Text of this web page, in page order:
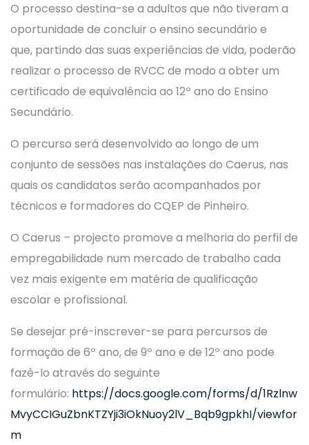
O processo destina-se a adultos que não tiveram a
oportunidade de concluir o ensino secundário e
que, partindo das suas experiências de vida, poderão
realizar o processo de RVCC de modo a obter um
certificado de equivalência ao 12º ano do Ensino
Secundário.
O percurso será desenvolvido ao longo de um
conjunto de sessões nas instalações do Caerus, nas
quais os candidatos serão acompanhados por
técnicos e formadores do CQEP de Pinheiro.
O Caerus – projecto promove a melhoria do perfil de
empregabilidade num mercado de trabalho cada
vez mais exigente em matéria de qualificação
escolar e profissional.
Se desejar pré-inscrever-se para percursos de
formação de 6º ano, de 9º ano e de 12º ano pode
fazê-lo através do seguinte
formulário: https://docs.google.com/forms/d/1Rzlnw
MvyCCIGuZbnKTZYji3iOkNuoy2lV_Bqb9gpkhI/viewfor
m